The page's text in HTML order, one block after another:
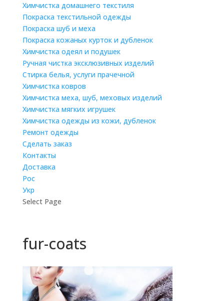
Химчистка домашнего текстиля
Покраска текстильной одежды
Покраска шуб и меха
Покраска кожаных курток и дубленок
Химчистка одеял и подушек
Ручная чистка эксклюзивных изделий
Стирка белья, услуги прачечной
Химчистка ковров
Химчистка меха, шуб, меховых изделий
Химчистка мягких игрушек
Химчистка одежды из кожи, дубленок
Ремонт одежды
Сделать заказ
Контакты
Доставка
Рос
Укр
Select Page
fur-coats